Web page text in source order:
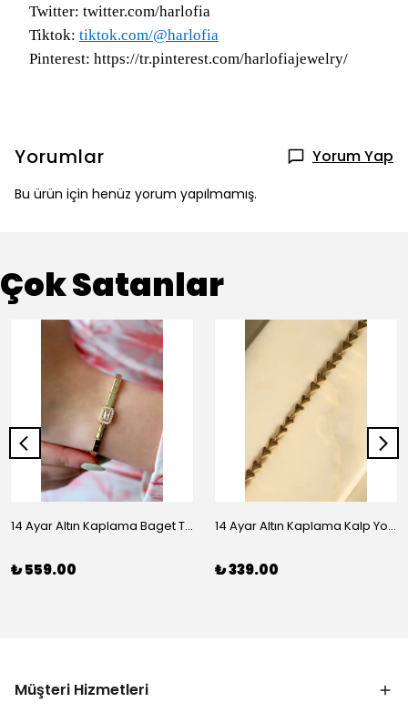
Twitter: twitter.com/harlofia
Tiktok: tiktok.com/@harlofia
Pinterest: https://tr.pinterest.com/harlofiajewelry/
Yorumlar Yorum Yap
Bu ürün için henüz yorum yapılmamış.
Çok Satanlar
14 Ayar Altın Kaplama Baget Taşlı Vip Bileklik
₺ 559.00
14 Ayar Altın Kaplama Kalp Yolu Bileklik
₺ 339.00
Müşteri Hizmetleri